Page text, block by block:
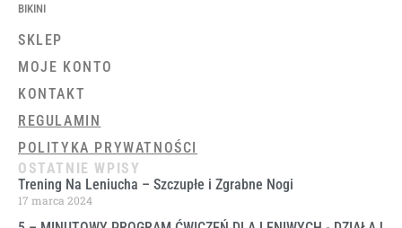
BIKINI
SKLEP
MOJE KONTO
KONTAKT
REGULAMIN
POLITYKA PRYWATNOŚCI
OSTATNIE WPISY
Trening Na Leniucha – Szczupłe i Zgrabne Nogi
17 marca 2024